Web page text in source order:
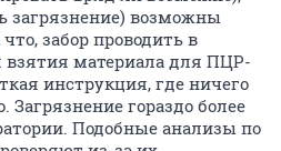
загрязнение) возможны
забор проводить в
взятия материала для ПЦР-
инструкция, где ничего
Загрязнение гораздо более
Подобные анализы по